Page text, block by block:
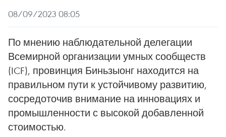
08/09/2023 08:05
По мнению наблюдательной делегации
Всемирной организации умных сообществ
(ICF), провинция Биньзыонг находится на
правильном пути к устойчивому развитию,
сосредоточив внимание на инновациях и
промышленности с высокой добавленной
стоимостью.